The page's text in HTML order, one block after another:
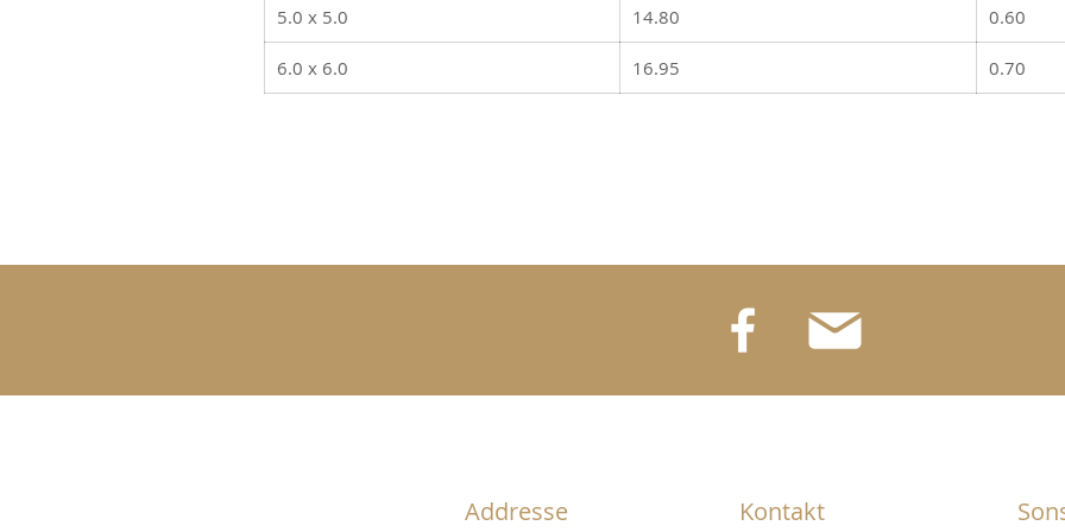
5.0 x 5.0 14.80 0.60
6.0 x 6.0 16.95 0.70
Addresse Kontakt